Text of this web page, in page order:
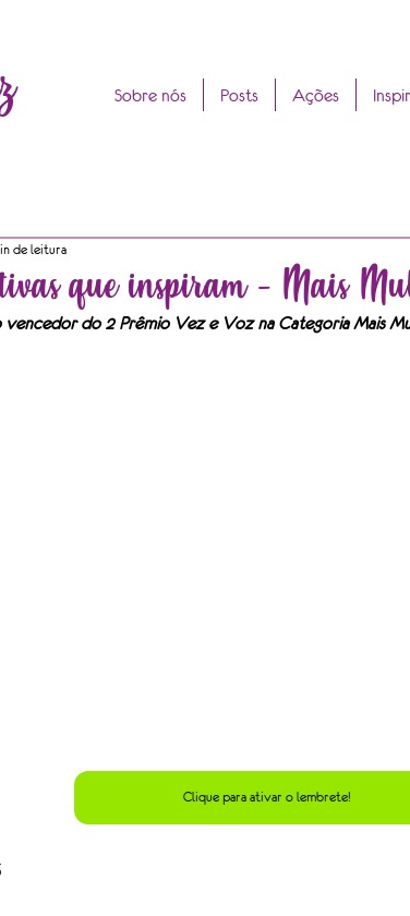
Sobre nós Posts Ações
que inspiram - Mais
de leitura
do 2 Prêmio Vez e Voz na Categoria Mais
Clique para ativar o lembrete!